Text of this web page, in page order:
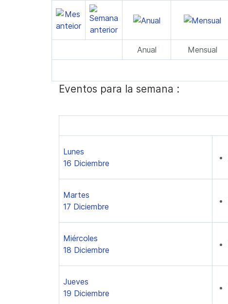
Anual Mensual
Eventos para la semana :
Lunes
16 Diciembre
Martes
17 Diciembre
Miércoles
18 Diciembre
Jueves
19 Diciembre